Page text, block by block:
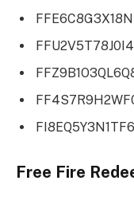
Free Fire